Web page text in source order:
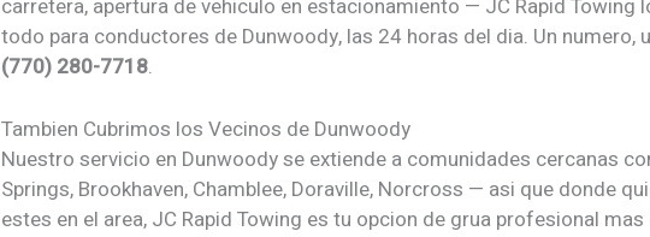
carretera, apertura de vehiculo en estacionamiento — JC Rapid Towing
todo para conductores de Dunwoody, las 24 horas del dia. Un numero,
(770) 280-7718.
Tambien Cubrimos los Vecinos de Dunwoody
Nuestro servicio en Dunwoody se extiende a comunidades cercanas
Springs, Brookhaven, Chamblee, Doraville, Norcross — asi que donde
estes en el area, JC Rapid Towing es tu opcion de grua profesional mas